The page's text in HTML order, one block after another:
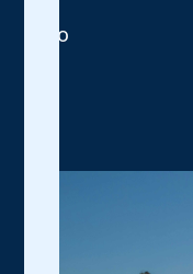
Dato